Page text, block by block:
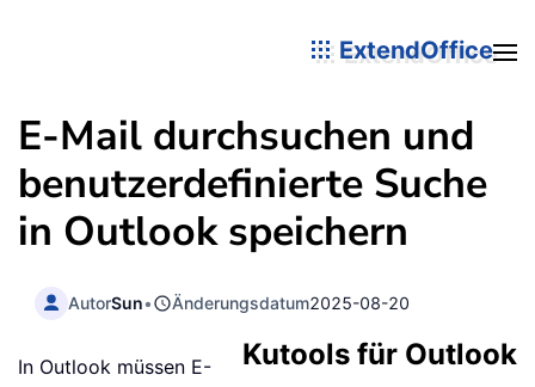
ExtendOffice
E-Mail durchsuchen und
benutzerdefinierte Suche
in Outlook speichern
AutorSun• Änderungsdatum2025-08-20
Kutools für Outlook
In Outlook müssen E-